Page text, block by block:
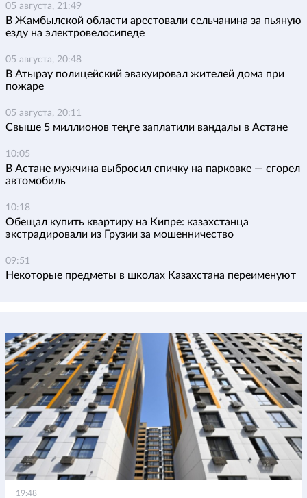
05 августа, 21:49
В Жамбылской области арестовали сельчанина за пьяную
езду на электровелосипеде
05 августа, 20:48
В Атырау полицейский эвакуировал жителей дома при
пожаре
05 августа, 20:11
Свыше 5 миллионов теңге заплатили вандалы в Астане
10:05
В Астане мужчина выбросил спичку на парковке — сгорел
автомобиль
10:18
Обещал купить квартиру на Кипре: казахстанца
экстрадировали из Грузии за мошенничество
09:51
Некоторые предметы в школах Казахстана переименуют
19:48